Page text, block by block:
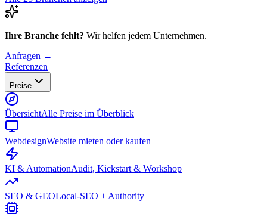
Ihre Branche fehlt? Wir helfen jedem Unternehmen.
Anfragen →
Referenzen
Preise
ÜbersichtAlle Preise im Überblick
WebdesignWebsite mieten oder kaufen
KI & AutomationAudit, Kickstart & Workshop
SEO & GEOLocal-SEO + Authority+